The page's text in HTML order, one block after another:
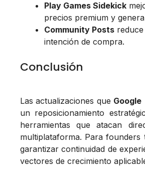
Play Games Sidekick
precios premium y
Community Posts
intención de compra.
Conclusión
Las actualizaciones que Google
un reposicionamiento
herramientas que atacan
multiplataforma. Para
garantizar continuidad de
vectores de crecimiento